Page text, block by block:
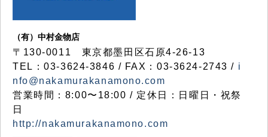
（有）中村金物店
〒130-0011 東京都墨田区石原4-26-13
TEL：03-3624-3846 / FAX：03-3624-2743 / i
nfo@nakamurakanamono.com
営業時間：8:00〜18:00 / 定休日：日曜日・祝祭
日
http://nakamurakanamono.com